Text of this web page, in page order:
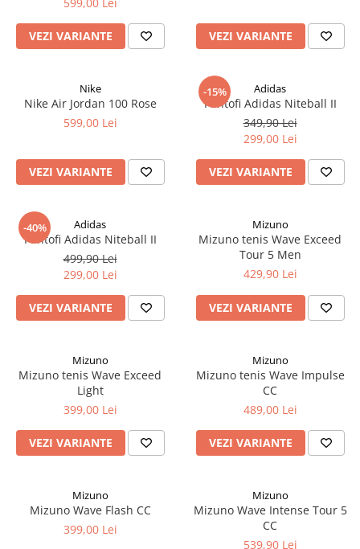
VEZI VARIANTE VEZI VARIANTE
Nike
Nike Air Jordan 100 Rose
599,00 Lei
VEZI VARIANTE
-15% Adidas
Pantofi Adidas Niteball II
349,90 Lei
299,00 Lei
VEZI VARIANTE
-40% Adidas
Pantofi Adidas Niteball II
499,90 Lei
299,00 Lei
VEZI VARIANTE
Mizuno
Mizuno tenis Wave Exceed
Tour 5 Men
429,90 Lei
VEZI VARIANTE
Mizuno
Mizuno tenis Wave Exceed
Light
399,00 Lei
VEZI VARIANTE
Mizuno
Mizuno tenis Wave Impulse
CC
489,00 Lei
VEZI VARIANTE
Mizuno
Mizuno Wave Flash CC
399,00 Lei
Mizuno
Mizuno Wave Intense Tour 5
CC
539,90 Lei